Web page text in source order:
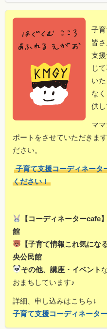
子育
皆
支
じ
い
な
供し
マ
ポートをさせていただきま
ださい。
子育て支援コーディネータ
ください！
【コーディネーター
館
【子育て情報これ気に
央公民館
その他、講座・イベント
おまちしています♪
詳細、申し込みはこちら↓
子育て支援コーディネータ